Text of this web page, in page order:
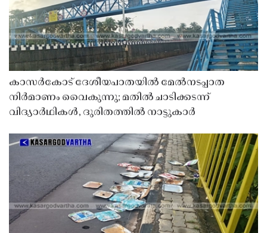
കാസർകോട് ദേശീയപാതയിൽ മേൽനടപ്പാത
നിർമാണം വൈകുന്നു; മതിൽ ചാടിക്കടന്ന്
വിദ്യാർഥികൾ, ദുരിതത്തിൽ നാട്ടുകാർ